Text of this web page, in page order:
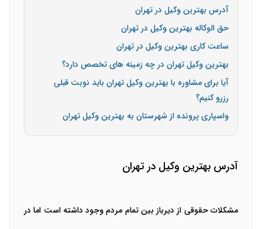
آدرس بهترین وکیل در تهران
حق الوکاله بهترین وکیل در تهران
ساعت کاری بهترین وکیل در تهران
بهترین وکیل تهران در چه زمینه های تخصص دارد؟
آیا برای مشاوره با بهترین وکیل تهران باید نوبت قبلی
رزرو کنیم؟
واسپاری پرونده از شهرستان به بهترین وکیل تهران
آدرس بهترین وکیل در تهران
مشکلات حقوقی از دیرباز بین تمام مردم وجود داشته است اما در